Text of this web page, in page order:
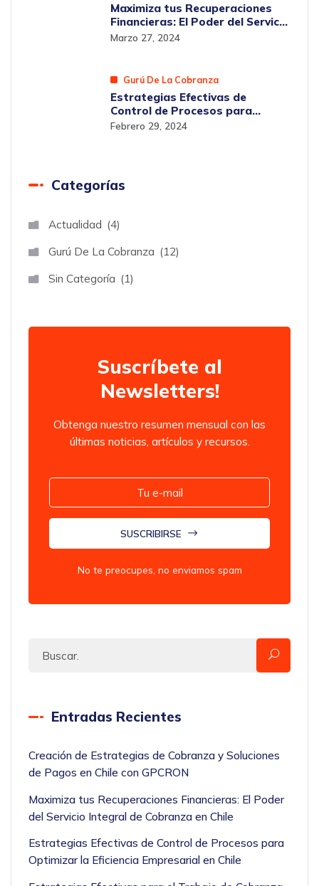
Maximiza tus Recuperaciones
Financieras: El Poder del Servicio
Integral de Cobranza en Chile
Marzo 27, 2024
Gurú De La Cobranza
Estrategias Efectivas de
Control de Procesos para
Optimizar la Eficiencia
Febrero 29, 2024
Categorías
Actualidad 4
Gurú De La Cobranza 12
Sin Categoría 1
Suscríbete al
Newsletters!
Obtenga nuestro resumen mensual con las
últimas noticias, artículos y recursos.
SUSCRIBIRSE
No te preocupes, no enviamos spam
Entradas Recientes
Creación de Estrategias de Cobranza y Soluciones
de Pagos en Chile con GPCRON
Maximiza tus Recuperaciones Financieras: El Poder
del Servicio Integral de Cobranza en Chile
Estrategias Efectivas de Control de Procesos para
Optimizar la Eficiencia Empresarial en Chile